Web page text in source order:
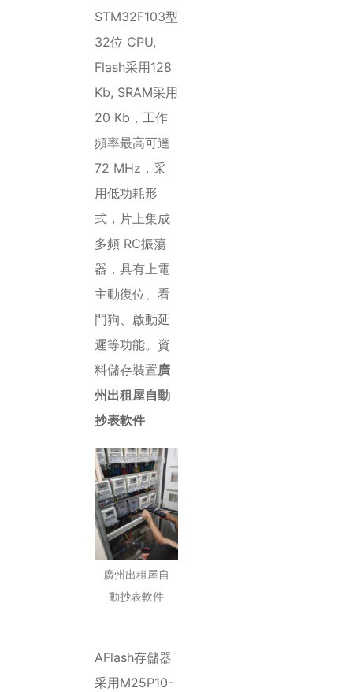
STM32F103型
32位 CPU,
Flash采用128
Kb, SRAM采用
20 Kb，工作
頻率最高可達
72 MHz，采
用低功耗形
式，片上集成
多頻 RC振蕩
器，具有上電
主動復位、看
門狗、啟動延
遲等功能。資
料儲存裝置廣
州出租屋自動
抄表軟件
廣州出租屋自
動抄表軟件
AFlash存儲器
采用M25P10-